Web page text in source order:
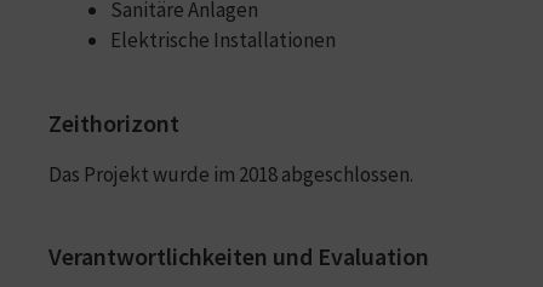
Sanitäre Anlagen
Elektrische Installationen
Zeithorizont
Das Projekt wurde im 2018 abgeschlossen.
Verantwortlichkeiten und Evaluation